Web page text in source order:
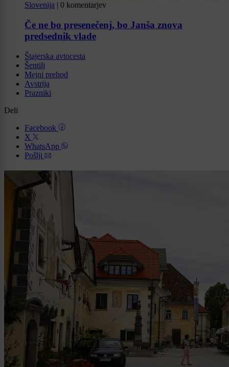
Slovenija | 0 komentarjev
Če ne bo presenečenj, bo Janša znova
predsednik vlade
Štajerska avtocesta
Šentilj
Mejni prehod
Avstrija
Prazniki
Deli
Facebook
X
WhatsApp
Pošlji